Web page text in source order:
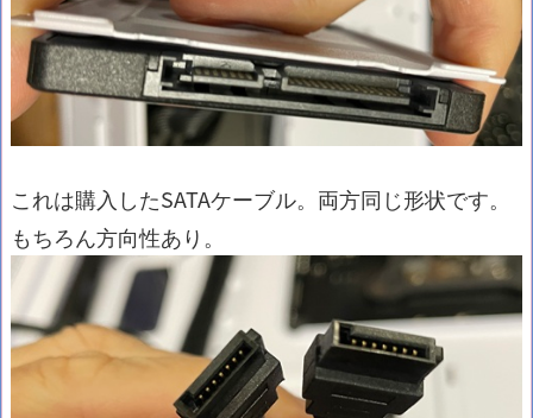
これは購入したSATAケーブル。両方同じ形状です。
もちろん方向性あり。